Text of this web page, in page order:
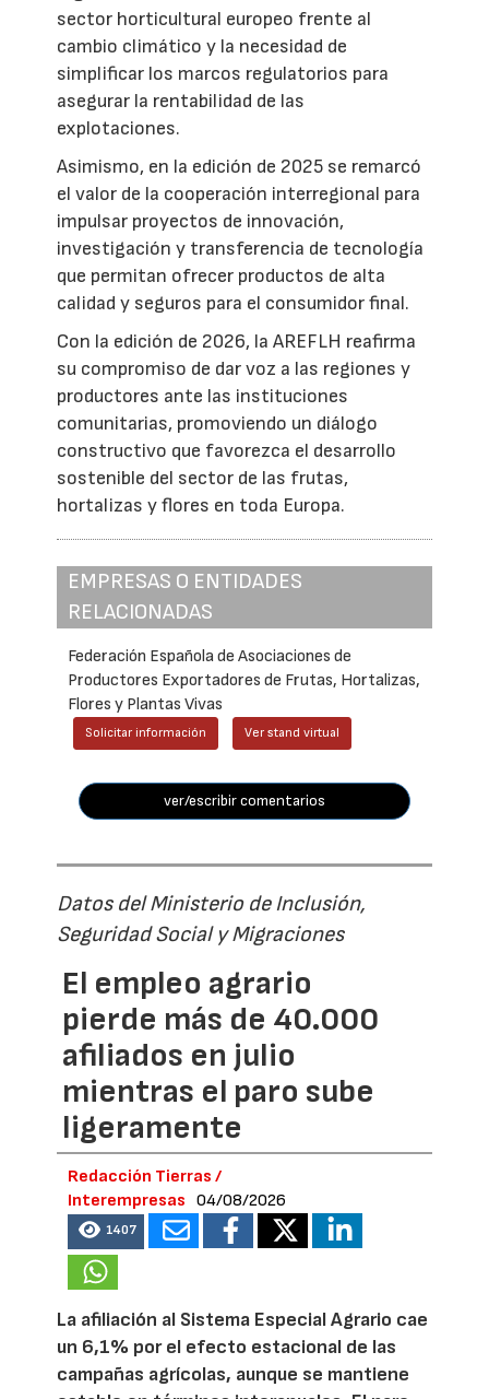
sector horticultural europeo frente al
cambio climático y la necesidad de
simplificar los marcos regulatorios para
asegurar la rentabilidad de las
explotaciones.
Asimismo, en la edición de 2025 se remarcó
el valor de la cooperación interregional para
impulsar proyectos de innovación,
investigación y transferencia de tecnología
que permitan ofrecer productos de alta
calidad y seguros para el consumidor final.
Con la edición de 2026, la AREFLH reafirma
su compromiso de dar voz a las regiones y
productores ante las instituciones
comunitarias, promoviendo un diálogo
constructivo que favorezca el desarrollo
sostenible del sector de las frutas,
hortalizas y flores en toda Europa.
EMPRESAS O ENTIDADES
RELACIONADAS
Federación Española de Asociaciones de
Productores Exportadores de Frutas, Hortalizas,
Flores y Plantas Vivas
Solicitar información Ver stand virtual
ver/escribir comentarios
Datos del Ministerio de Inclusión,
Seguridad Social y Migraciones
El empleo agrario
pierde más de 40.000
afiliados en julio
mientras el paro sube
ligeramente
Redacción Tierras /
Interempresas
04/08/2026
1407
La afiliación al Sistema Especial Agrario cae
un 6,1% por el efecto estacional de las
campañas agrícolas, aunque se mantiene